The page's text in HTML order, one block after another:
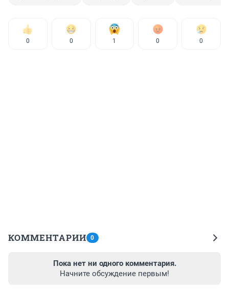
0 0 1 0 0
КОММЕНТАРИИ 0
Пока нет ни одного комментария.
Начните обсуждение первым!